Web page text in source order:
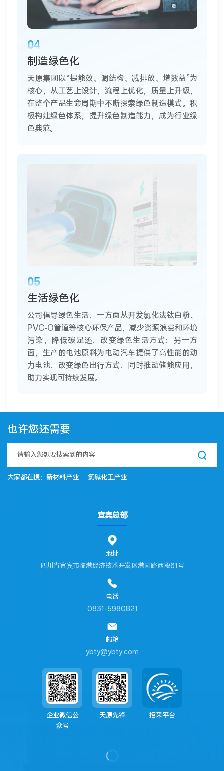
04
制造绿色化
天原集团以“提能效、调结构、减排放、增效益”为
核心，从工艺上设计，流程上优化，质量上升级，
在整个产品生命周期中不断探索绿色制造模式。积
极构建绿色体系，提升绿色制造能力，成为行业绿
色典范。
05
生活绿色化
公司倡导绿色生活，一方面从开发氯化法钛白粉、
PVC-O管道等核心环保产品，减少资源浪费和环境
污染，降低碳足迹，改变绿色生活方式；另一方
面，生产的电池原料为电动汽车提供了高性能的动
力电池，改变绿色出行方式，同时推动储能应用，
助力实现可持续发展。
也许您还需要
大家都在搜： 新材料产业 氯碱化工产业
宜宾总部
地址
四川省宜宾市临港经济技术开发区港园路西段61号
电话
0831-5980821
邮箱
ybty@ybty.com
企业微信公
众号
天原先锋 招采平台